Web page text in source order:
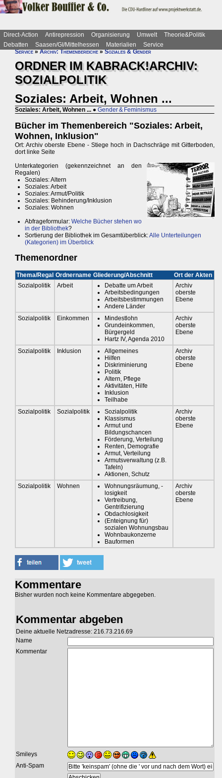
Direct-Action Antirepression Organisierung Umwelt
Theorie&Politik
Debatten
Saasen/GI/Mittelhessen Materialien
Service
Service»Archiv: Themenbereiche»Soziales & Gender
ORDNER IM KABRACK!ARCHIV:
SOZIALPOLITIK
Soziales: Arbeit, Wohnen ...
Soziales: Arbeit, Wohnen ... ● Gender & Feminismus
Bücher im Themenbereich "Soziales: Arbeit,
Wohnen, Inklusion"
Ort: Archiv oberste Ebene - Stiege hoch in Dachschräge mit Gitterboden,
dort linke Seite
Unterkategorien (gekennzeichnet an den
Regalen)
Soziales: Altern
Soziales: Arbeit
Soziales: Armut/Politik
Soziales: Behinderung/Inklusion
Soziales: Wohnen
Abfrageformular: Welche Bücher stehen wo
in der Bibliothek?
Sortierung der Bibliothek im Gesamtüberblick:Alle Unterteilungen
(Kategorien) im Überblick
Themenordner
Thema/Regal Ordnername Gliederung/Abschnitt
Ort der Akten
Sozialpolitik
Arbeit
Debatte um Arbeit
Arbeitsbedingungen
Arbeitsbestimmungen
Andere Länder
Archiv
oberste
Ebene
Sozialpolitik Einkommen
Mindestlohn
Grundeinkommen,
Bürgergeld
Hartz IV, Agenda 2010
Archiv
oberste
Ebene
Sozialpolitik Inklusion
Allgemeines
Hilfen
Diskriminierung
Politik
Altern, Pflege
Aktivitäten, Hilfe
Inklusion
Teilhabe
Archiv
oberste
Ebene
Sozialpolitik Sozialpolitik
Sozialpolitik
Klassismus
Armut und
Bildungschancen
Förderung, Verteilung
Renten, Demografie
Armut, Verteilung
Armutsverwaltung (z.B.
Tafeln)
Aktionen, Schutz
Archiv
oberste
Ebene
Sozialpolitik Wohnen
Wohnungsräumung, -
losigkeit
Vertreibung,
Gentrifizierung
Obdachlosigkeit
(Enteignung für)
sozialen Wohnungsbau
Wohnbaukonzerne
Bauformen
Archiv
oberste
Ebene
Kommentare
Bisher wurden noch keine Kommentare abgegeben.
Kommentar abgeben
Deine aktuelle Netzadresse: 216.73.216.69
Name
Kommentar
Smileys
Anti-Spam